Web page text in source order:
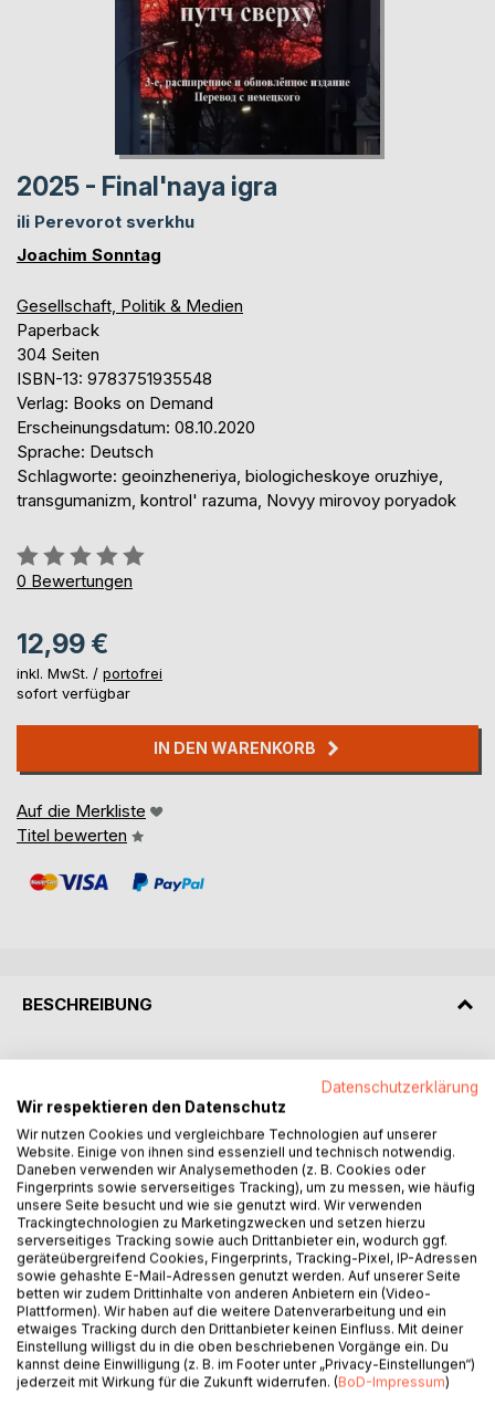
2025 - Final'naya igra
ili Perevorot sverkhu
Joachim Sonntag
Gesellschaft, Politik & Medien
Paperback
304 Seiten
ISBN-13: 9783751935548
Verlag: Books on Demand
Erscheinungsdatum: 08.10.2020
Sprache: Deutsch
Schlagworte: geoinzheneriya, biologicheskoye oruzhiye,
transgumanizm, kontrol' razuma, Novyy mirovoy poryadok
Bewertung::
0%
0 Bewertungen
12,99 €
inkl. MwSt. / portofrei
sofort verfügbar
IN DEN WARENKORB
Auf die Merkliste
Titel bewerten
BESCHREIBUNG
budushchaya voyna, chislennost' naseleniya stran,
sanktsionirovano VVS SSHA, NASA, TSRU, FBR, DARPA, ...
vse oni ukazyvayut odin i tot zhe god finala: 2025. God
planiruyemogo ustanovleniya Novogo mirovogo poryadka
(NWO).
Iskusstvennyy intellekt, transgumanizm, geoinzheneriya,
nanotekhnologii, gennaya inzheneriya, massovaya
psikhologiya, manipulirovaniye soznaniyem,
biologicheskoye oruzhiye i 5G sluzhat dlya kontrolya i
manipulirovaniya naseleniyem i obespecheniya perekhoda
k NWO. «Koronnyy gripp» 2020 goda ispol'zuyetsya dlya
rasprostraneniya strakha i paniki sredi naseleniya, chtoby
oni soglasilis' s massovym sokrashcheniyem prav na
svobodu.
Datenschutzerklärung
Wir respektieren den Datenschutz
Wir nutzen Cookies und vergleichbare Technologien auf unserer
Website. Einige von ihnen sind essenziell und technisch notwendig.
Daneben verwenden wir Analysemethoden (z. B. Cookies oder
Fingerprints sowie serverseitiges Tracking), um zu messen, wie häufig
unsere Seite besucht und wie sie genutzt wird. Wir verwenden
Trackingtechnologien zu Marketingzwecken und setzen hierzu
serverseitiges Tracking sowie auch Drittanbieter ein, wodurch ggf.
geräteübergreifend Cookies, Fingerprints, Tracking-Pixel, IP-Adressen
sowie gehashte E-Mail-Adressen genutzt werden. Auf unserer Seite
betten wir zudem Drittinhalte von anderen Anbietern ein (Video-
Plattformen). Wir haben auf die weitere Datenverarbeitung und ein
etwaiges Tracking durch den Drittanbieter keinen Einfluss. Mit deiner
Einstellung willigst du in die oben beschriebenen Vorgänge ein. Du
kannst deine Einwilligung (z. B. im Footer unter „Privacy-Einstellungen“)
jederzeit mit Wirkung für die Zukunft widerrufen. (BoD-Impressum)